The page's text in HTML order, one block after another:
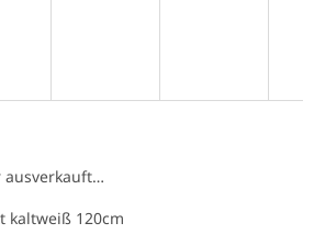
ausverkauft…
kaltweiß 120cm